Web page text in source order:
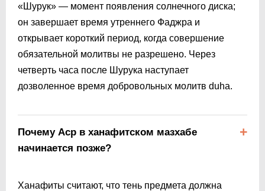
«Шурук» — момент появления солнечного диска;
он завершает время утреннего Фаджра и
открывает короткий период, когда совершение
обязательной молитвы не разрешено. Через
четверть часа после Шурука наступает
дозволенное время добровольных молитв duha.
Почему Аср в ханафитском мазхабе
начинается позже?
Ханафиты считают, что тень предмета должна